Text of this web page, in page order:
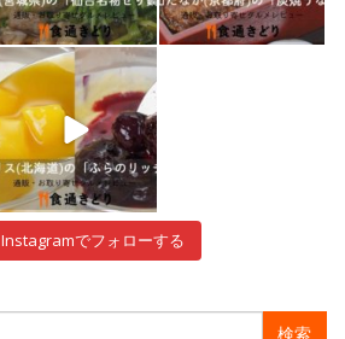
1月 5 12月 30
shokutuu_kidori
12月 28
Instagramでフォローする